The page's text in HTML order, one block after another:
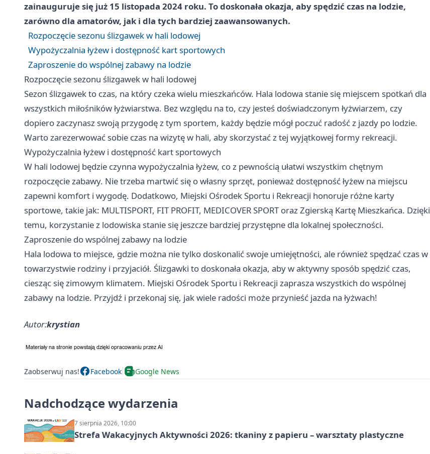
zainauguruje się już 15 listopada 2024 roku. To doskonała okazja, aby spędzić czas na lodzie,
zarówno dla amatorów, jak i dla tych bardziej zaawansowanych.
Rozpoczęcie sezonu ślizgawek w hali lodowej
Wypożyczalnia łyżew i dostępność kart sportowych
Zaproszenie do wspólnej zabawy na lodzie
Rozpoczęcie sezonu ślizgawek w hali lodowej
Sezon ślizgawek to czas, na który czeka wielu mieszkańców. Hala lodowa stanie się miejscem spotkań dla
wszystkich miłośników łyżwiarstwa. Bez względu na to, czy jesteś doświadczonym łyżwiarzem, czy
dopiero zaczynasz swoją przygodę z tym sportem, każdy będzie mógł poczuć radość z jazdy po lodzie.
Warto zarezerwować sobie czas na wizytę w hali, aby skorzystać z tej wyjątkowej formy rekreacji.
Wypożyczalnia łyżew i dostępność kart sportowych
W hali lodowej będzie czynna wypożyczalnia łyżew, co z pewnością ułatwi wszystkim chętnym
rozpoczęcie zabawy. Nie trzeba martwić się o własny sprzęt, ponieważ dostępność łyżew na miejscu
zapewni komfort i wygodę. Dodatkowo, Miejski Ośrodek Sportu i Rekreacji honoruje różne karty
sportowe, takie jak: MULTISPORT, FIT PROFIT, MEDICOVER SPORT oraz Zgierską Kartę Mieszkańca. Dzięki
temu, korzystanie z lodowiska stanie się jeszcze bardziej przystępne dla lokalnej społeczności.
Zaproszenie do wspólnej zabawy na lodzie
Hala lodowa to miejsce, gdzie można nie tylko doskonalić swoje umiejętności, ale również spędzać czas w
towarzystwie rodziny i przyjaciół. Ślizgawki to doskonała okazja, aby w aktywny sposób spędzić czas,
ciesząc się zimowym klimatem. Miejski Ośrodek Sportu i Rekreacji zaprasza wszystkich do wspólnej
zabawy na lodzie. Przyjdź i przekonaj się, jak wiele radości może przynieść jazda na łyżwach!
Autor:krystian
Zaobserwuj nas! Facebook Google News
Nadchodzące wydarzenia
7 sierpnia 2026, 10:00
Strefa Wakacyjnych Aktywności 2026: tkaniny z papieru – warsztaty plastyczne